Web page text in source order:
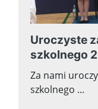
Uroczyste
szkolnego
Za nami
szkolnego ...